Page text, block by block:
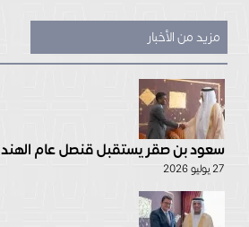
مزيد من الأخبار
سعود بن صقر يستقبل قنصل عام الهند
27 يوليو 2026